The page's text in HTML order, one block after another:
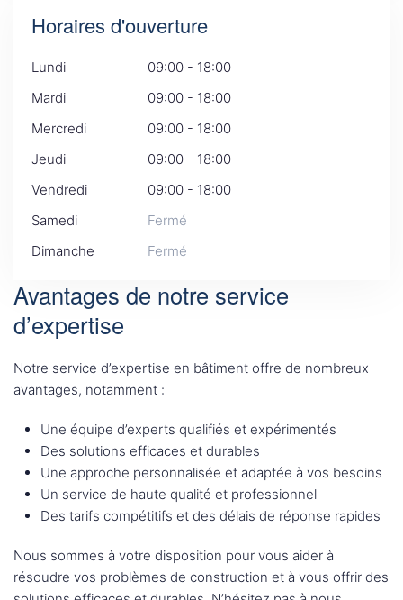
Horaires d'ouverture
Lundi
09:00 - 18:00
Mardi
09:00 - 18:00
Mercredi
09:00 - 18:00
Jeudi
09:00 - 18:00
Vendredi
09:00 - 18:00
Samedi
Fermé
Dimanche
Fermé
Avantages de notre service
d’expertise
Notre service d’expertise en bâtiment offre de nombreux
avantages, notamment :
Une équipe d’experts qualifiés et expérimentés
Des solutions efficaces et durables
Une approche personnalisée et adaptée à vos besoins
Un service de haute qualité et professionnel
Des tarifs compétitifs et des délais de réponse rapides
Nous sommes à votre disposition pour vous aider à
résoudre vos problèmes de construction et à vous offrir des